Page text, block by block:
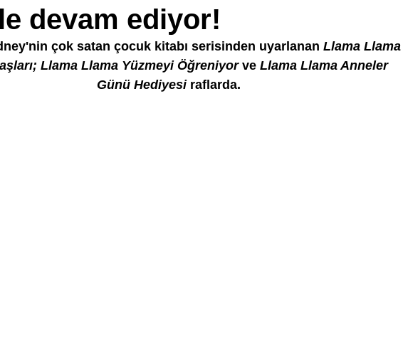
devam ediyor!
çok satan çocuk kitabı serisinden uyarlanan Llama Llama
Llama Llama Yüzmeyi Öğreniyor ve Llama Llama Anneler
Günü Hediyesi raflarda.